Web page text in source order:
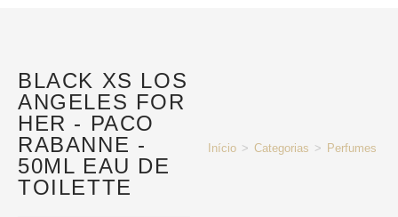
BLACK XS LOS
ANGELES FOR
HER - PACO
RABANNE -
50ML EAU DE
TOILETTE
Início > Categorias > Perfumes e